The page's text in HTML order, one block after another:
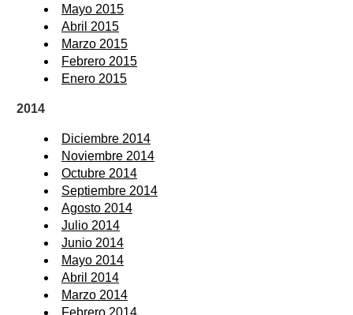
Mayo 2015
Abril 2015
Marzo 2015
Febrero 2015
Enero 2015
2014
Diciembre 2014
Noviembre 2014
Octubre 2014
Septiembre 2014
Agosto 2014
Julio 2014
Junio 2014
Mayo 2014
Abril 2014
Marzo 2014
Febrero 2014